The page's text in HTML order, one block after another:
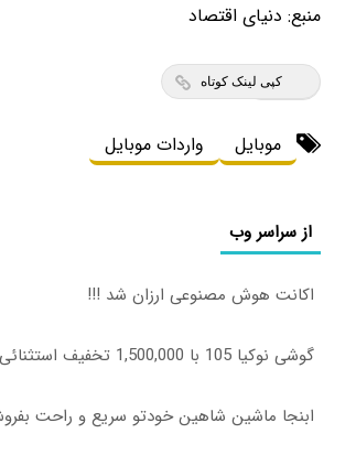
منبع: دنیای اقتصاد
کپی لینک کوتاه
موبایل واردات موبایل
از سراسر وب
اکانت هوش مصنوعی ارزان شد !!!
گوشی نوکیا 105 با 1,500,000 تخفیف استثنائی به مدت محدود🔥
ابنجا ماشین شاهین خودتو سریع و راحت